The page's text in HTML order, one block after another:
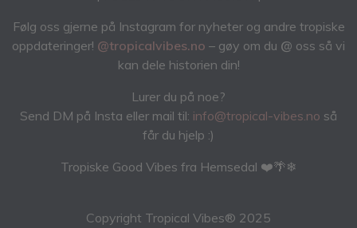
Følg oss gjerne på Instagram for nyheter og andre tropiske
oppdateringer! @tropicalvibes.no – gøy om du @ oss så vi
kan dele historien din!
Lurer du på noe?
Send DM på Insta eller mail til: info@tropical-vibes.no så
får du hjelp :)
Tropiske Good Vibes fra Hemsedal ❤️🌴❄
Copyright Tropical Vibes® 2025